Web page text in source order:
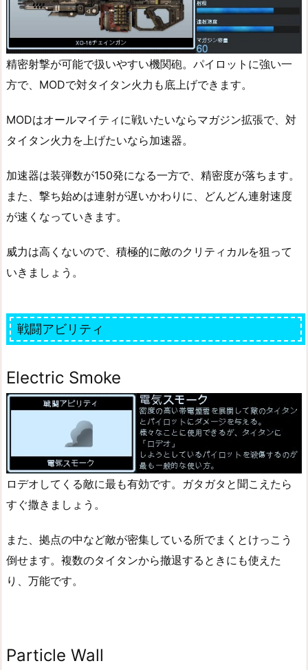
精密射撃が可能で扱いやすい機関砲。パイロットに強い一
方で、MODで対タイタン火力も底上げできます。
MODはオールマイティに戦いたいならマガジン拡張で、対
タイタン火力を上げたいなら加速器。
加速器は装弾数が150発になる一方で、精密度が落ちます。
また、撃ち始めは連射が遅いかわりに、どんどん連射速度
が速くなっていきます。
威力は高くないので、積極的に敵のクリティカルを狙って
いきましょう。
戦闘アビリティ
Electric Smoke
ロデオしてくる敵に最も有効です。ガタガタと聞こえたら
すぐ撒きましょう。
また、拠点の中など敵が密集している所でまくとけっこう
倒せます。複数のタイタンから撤退するときにも使えた
り、万能です。
Particle Wall